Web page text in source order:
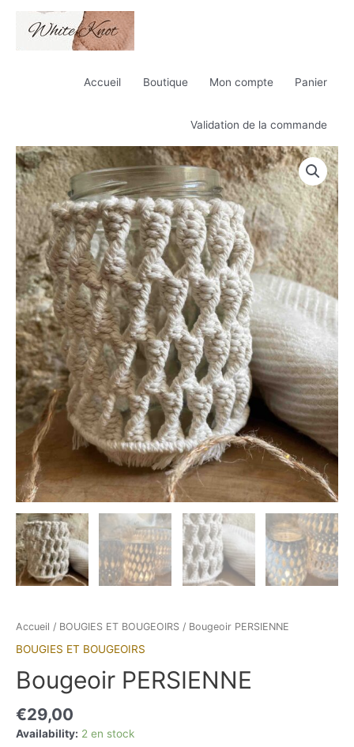
content
Accueil Boutique Mon compte Panier
Validation de la commande
Accueil / BOUGIES ET BOUGEOIRS / Bougeoir PERSIENNE
BOUGIES ET BOUGEOIRS
Bougeoir PERSIENNE
€29,00
Availability: 2 en stock